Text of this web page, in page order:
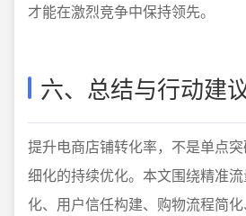
才能在激烈竞争中保持领先。
六、总结与行动建
提升电商店铺转化率，不是单点
细化的持续优化。本文围绕精准
化、用户信任构建、购物流程简